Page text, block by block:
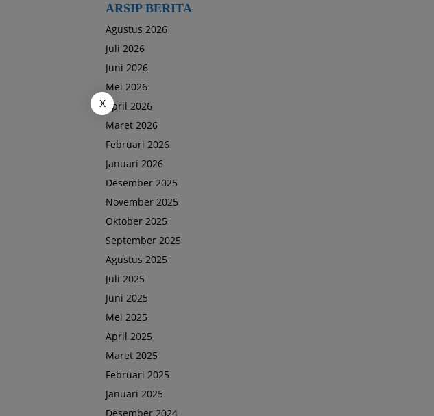
ARSIP BERITA
Agustus 2026
Juli 2026
Juni 2026
Mei 2026
April 2026
Maret 2026
Februari 2026
Januari 2026
Desember 2025
November 2025
Oktober 2025
September 2025
Agustus 2025
Juli 2025
Juni 2025
Mei 2025
April 2025
Maret 2025
Februari 2025
Januari 2025
Desember 2024
X